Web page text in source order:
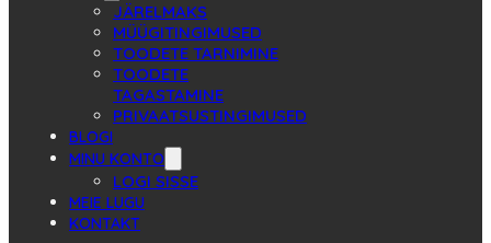
JÄRELMAKS
MÜÜGITINGIMUSED
TOODETE TARNIMINE
TOODETE
TAGASTAMINE
PRIVAATSUSTINGIMUSED
BLOGI
MINU KONTO
LOGI SISSE
MEIE LUGU
KONTAKT